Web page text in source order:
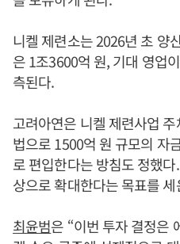
니켈 제련소는 2026년 초 양
은 1조3600억 원, 기대 영업
측된다.
고려아연은 니켈 제련사업
법으로 1500억 원 규모의 자
로 편입한다는 방침도 정했
상으로 확대한다는 목표를
최윤범은 “이번 투자 결정은